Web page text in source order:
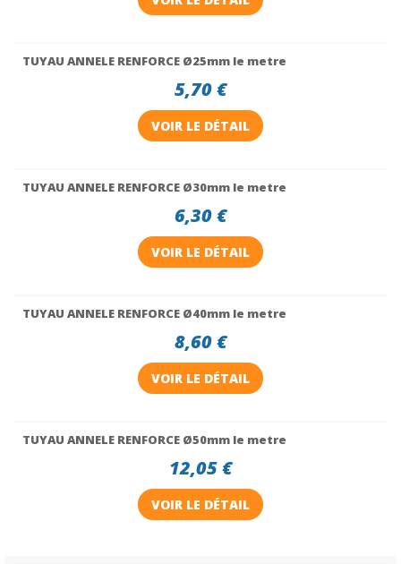
TUYAU ANNELE RENFORCE Ø25mm le metre
5,70 €
VOIR LE DÉTAIL
TUYAU ANNELE RENFORCE Ø30mm le metre
6,30 €
VOIR LE DÉTAIL
TUYAU ANNELE RENFORCE Ø40mm le metre
8,60 €
VOIR LE DÉTAIL
TUYAU ANNELE RENFORCE Ø50mm le metre
12,05 €
VOIR LE DÉTAIL